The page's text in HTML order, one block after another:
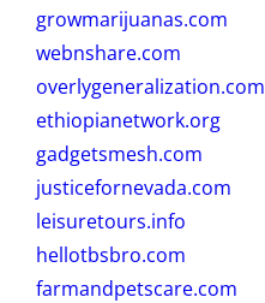
growmarijuanas.com
webnshare.com
overlygeneralization.com
ethiopianetwork.org
gadgetsmesh.com
justicefornevada.com
leisuretours.info
hellotbsbro.com
farmandpetscare.com